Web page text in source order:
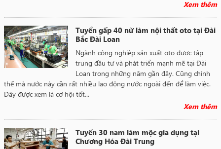
Xem thêm
Tuyển gấp 40 nữ làm nội thất oto tại Đài
Bắc Đài Loan
Ngành công nghiệp sản xuất oto được tập
trung đầu tư và phát triển mạnh mẽ tại Đài
Loan trong những năm gần đây. Cũng chính
thế mà nước này cần rất nhiều lao động nước ngoài đến để làm việc.
Đây được xem là cơ hội tốt...
Xem thêm
Tuyển 30 nam làm mộc gia dụng tại
Chương Hóa Đài Trung